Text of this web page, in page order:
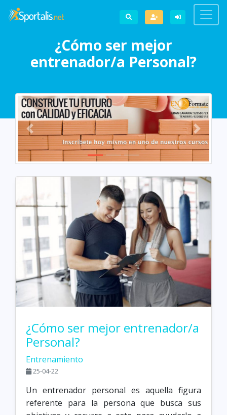
¿Cómo ser mejor
entrenador/a Personal?
Previous Next
¿Cómo ser mejor entrenador/a
Personal?
Entrenamiento
25-04-22
Un entrenador personal es aquella figura
referente para la persona que busca sus